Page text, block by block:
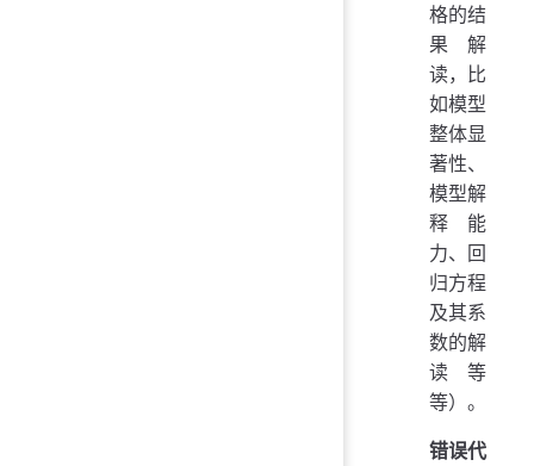
格的结
果解
读，比
如模型
整体显
著性、
模型解
释能
力、回
归方程
及其系
数的解
读等
等）。
错误代